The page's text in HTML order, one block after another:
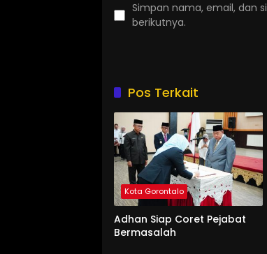
Simpan nama, email, dan
berikutnya.
Pos Terkait
Kota Gorontalo
Adhan Siap Coret Pejabat
Bermasalah